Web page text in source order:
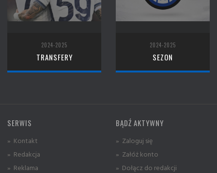
2024-2025
TRANSFERY
2024-2025
SEZON
SERWIS
» Kontakt
» Redakcja
» Reklama
BĄDŹ AKTYWNY
» Zaloguj się
» Załóż konto
» Dołącz do redakcji